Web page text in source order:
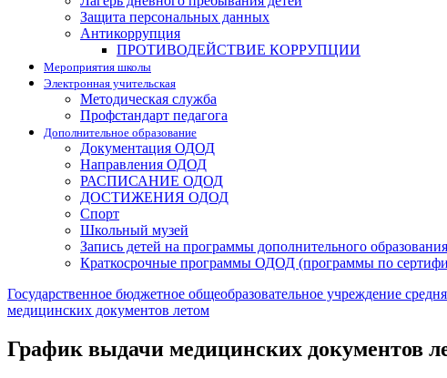
Защита персональных данных
Антикоррупция
ПРОТИВОДЕЙСТВИЕ КОРРУПЦИИ
Мероприятия школы
Электронная учительская
Методическая служба
Профстандарт педагога
Дополнительное образование
Документация ОДОД
Направления ОДОД
РАСПИСАНИЕ ОДОД
ДОСТИЖЕНИЯ ОДОД
Спорт
Школьный музей
Запись детей на программы дополнительного
Краткосрочные программы ОДОД (программы по
Государственное бюджетное общеобразовательное учреждение
медицинских документов летом
График выдачи медицинских документов